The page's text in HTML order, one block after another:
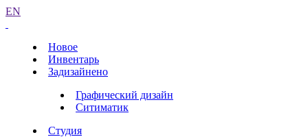
EN
Новое
Инвентарь
Задизайнено
Графический дизайн
Ситиматик
Студия